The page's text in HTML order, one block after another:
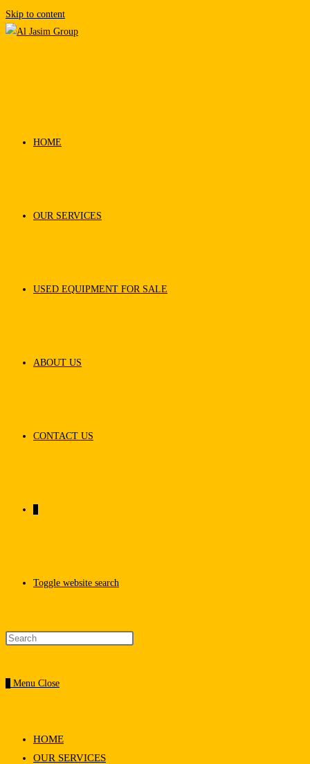
Skip to content
HOME
OUR SERVICES
USED EQUIPMENT FOR SALE
ABOUT US
CONTACT US
Toggle website search
Menu Close
HOME
OUR SERVICES